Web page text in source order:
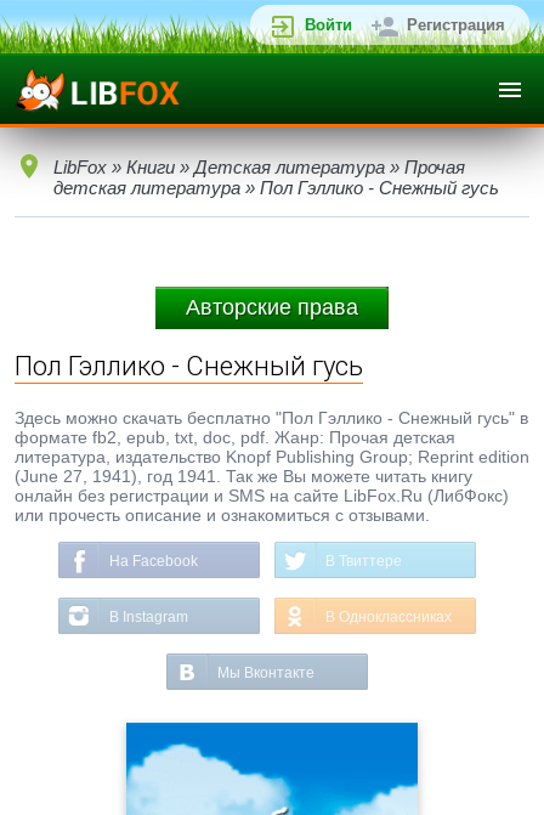
Войти Регистрация
LibFox » Книги » Детская литература » Прочая
детская литература » Пол Гэллико - Снежный гусь
Авторские права
Пол Гэллико - Снежный гусь
Здесь можно скачать бесплатно "Пол Гэллико - Снежный гусь" в
формате fb2, epub, txt, doc, pdf. Жанр: Прочая детская
литература, издательство Knopf Publishing Group; Reprint edition
(June 27, 1941), год 1941. Так же Вы можете читать книгу
онлайн без регистрации и SMS на сайте LibFox.Ru (ЛибФокс)
или прочесть описание и ознакомиться с отзывами.
На Facebook В Твиттере
В Instagram В Одноклассниках
Мы Вконтакте